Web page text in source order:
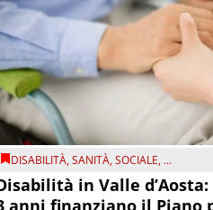
DISABILITÀ,SANITÀ,SOCIALE, ...
in Valle
anni finanziano il Piano